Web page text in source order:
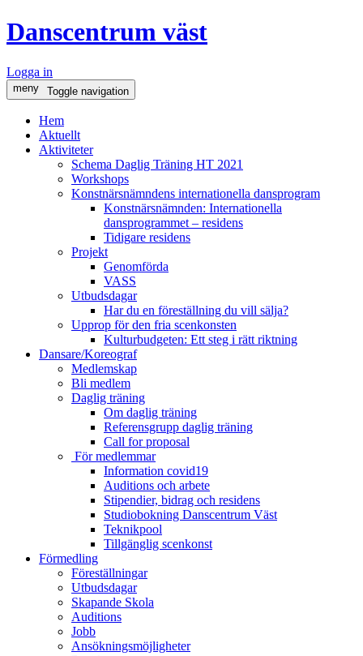
Danscentrum väst
Logga in
meny Toggle navigation
Hem
Aktuellt
Aktiviteter
Schema Daglig Träning HT 2021
Workshops
Konstnärsnämndens internationella dansprogram
Konstnärsnämnden: Internationella
dansprogrammet – residens
Tidigare residens
Projekt
Genomförda
VASS
Utbudsdagar
Har du en föreställning du vill sälja?
Upprop för den fria scenkonsten
Kulturbudgeten: Ett steg i rätt riktning
Dansare/Koreograf
Medlemskap
Bli medlem
Daglig träning
Om daglig träning
Referensgrupp daglig träning
Call for proposal
För medlemmar
Information covid19
Auditions och arbete
Stipendier, bidrag och residens
Studiobokning Danscentrum Väst
Teknikpool
Tillgänglig scenkonst
Förmedling
Föreställningar
Utbudsdagar
Skapande Skola
Auditions
Jobb
Ansökningsmöjligheter